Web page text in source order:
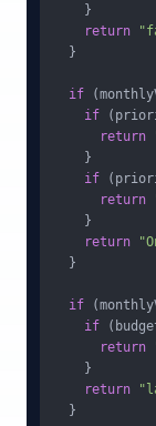
    }
return
  }
if
if
return
    }
if
return
    }
return
  }
if
if
return
    }
return
  }